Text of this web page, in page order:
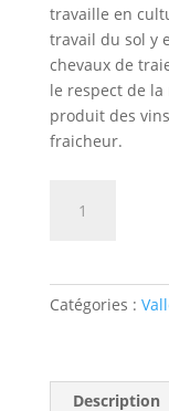
travaille en
travail du sol y
chevaux de
le respect de
produit des
fraicheur.
Dureza
Catégories :
Description